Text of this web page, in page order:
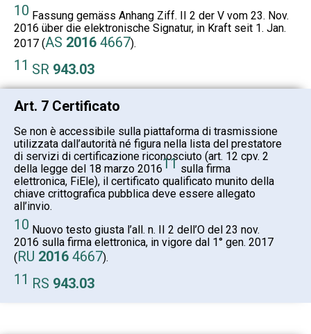
10 Fassung gemäss Anhang Ziff. II 2 der V vom 23. Nov.
2016 über die elektronische Signatur, in Kraft seit 1. Jan.
2017 (AS 2016 4667).
11 SR 943.03
Art. 7 Certificato
Se non è accessibile sulla piattaforma di trasmissione
utilizzata dall’autorità né figura nella lista del prestatore
di servizi di certificazione riconosciuto (art. 12 cpv. 2
della legge del 18 marzo 201611 sulla firma
elettronica, FiEle), il certificato qualificato munito della
chiave crittografica pubblica deve essere allegato
all’invio.
10 Nuovo testo giusta l’all. n. II 2 dell’O del 23 nov.
2016 sulla firma elettronica, in vigore dal 1° gen. 2017
(RU 2016 4667).
11 RS 943.03